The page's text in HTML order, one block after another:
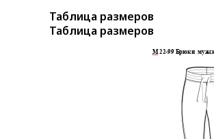
Таблица размеров
Таблица размеров